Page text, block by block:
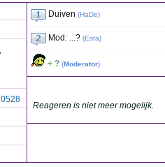
,
Duiven (HaDe)
Mod: ...? (Esta)
+ ? (Moderator)
Reageren is niet meer mogelijk.